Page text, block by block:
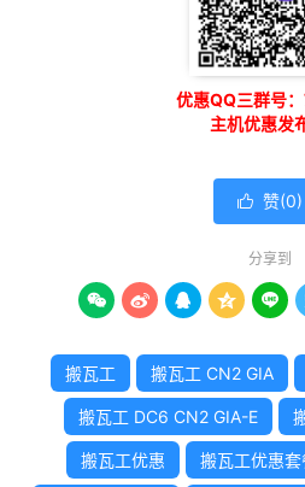
优惠QQ三群号
主机优惠发
 赞(0)
分享到
    
搬瓦工 搬瓦工 CN2 GIA
搬瓦工 DC6 CN2 GIA-E
搬瓦工优惠 搬瓦工优惠套